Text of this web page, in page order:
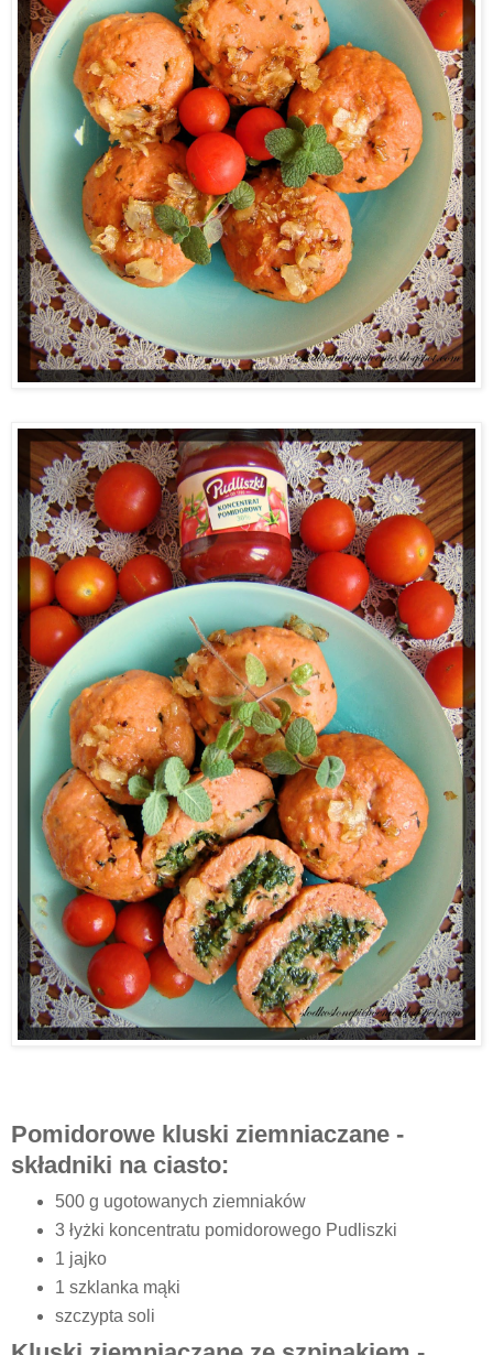
Pomidorowe kluski ziemniaczane -
składniki na ciasto:
500 g ugotowanych ziemniaków
3 łyżki koncentratu pomidorowego Pudliszki
1 jajko
1 szklanka mąki
szczypta soli